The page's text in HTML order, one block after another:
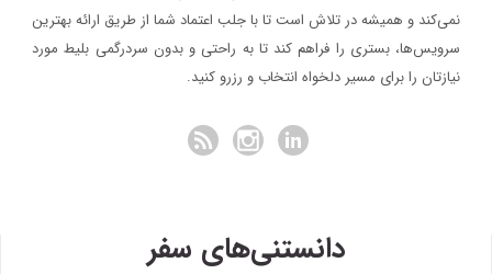
نمی‌کند و همیشه در تلاش است تا با جلب اعتماد شما از طریق ارائه بهترین
سرویس‌ها، بستری را فراهم کند تا به راحتی و بدون سردرگمی بلیط مورد
نیازتان را برای مسیر دلخواه انتخاب و رزرو کنید.
دانستنی‌های سفر